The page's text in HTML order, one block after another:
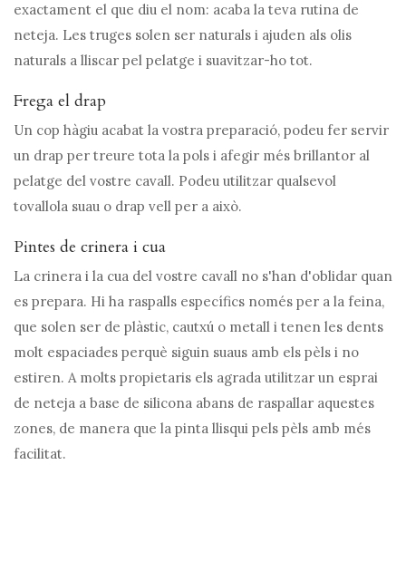
exactament el que diu el nom: acaba la teva rutina de
neteja. Les truges solen ser naturals i ajuden als olis
naturals a lliscar pel pelatge i suavitzar-ho tot.
Frega el drap
Un cop hàgiu acabat la vostra preparació, podeu fer servir
un drap per treure tota la pols i afegir més brillantor al
pelatge del vostre cavall. Podeu utilitzar qualsevol
tovallola suau o drap vell per a això.
Pintes de crinera i cua
La crinera i la cua del vostre cavall no s'han d'oblidar quan
es prepara. Hi ha raspalls específics només per a la feina,
que solen ser de plàstic, cautxú o metall i tenen les dents
molt espaciades perquè siguin suaus amb els pèls i no
estiren. A molts propietaris els agrada utilitzar un esprai
de neteja a base de silicona abans de raspallar aquestes
zones, de manera que la pinta llisqui pels pèls amb més
facilitat.